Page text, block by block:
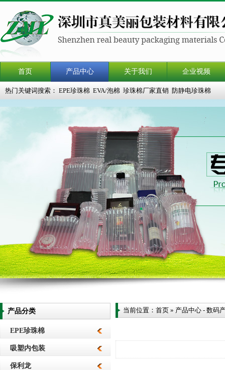
首页 产品中心 关于我们 企业视频
热门关键词搜索： EPE珍珠棉 EVA/泡棉 珍珠棉厂家直销 防静电珍珠棉
产品分类
EPE珍珠棉
吸塑内包装
保利龙
当前位置： 首页 » 产品中心 - 数码